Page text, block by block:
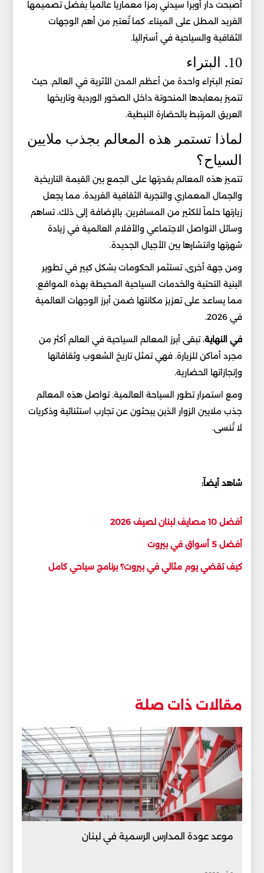
أصبحت دار أوبرا سيدني رمزاً معمارياً عالمياً بفضل تصميمها
الفريد المطل على الميناء. كما تُعتبر من أهم الوجهات
الثقافية والسياحية في أستراليا.
10. البتراء
تعتبر البتراء واحدة من أعظم المدن الأثرية في العالم. حيث
تتميز بمعابدها المنحوتة داخل الصخور الوردية وتاريخها
العريق المرتبط بالحضارة النبطية.
لماذا تستمر هذه المعالم بجذب ملايين
السياح؟
تتميز هذه المعالم بقدرتها على الجمع بين القيمة التاريخية
والجمال المعماري والتجربة الثقافية الفريدة. مما يجعل
زيارتها حلماً للكثير من المسافرين. بالإضافة إلى ذلك، تساهم
وسائل التواصل الاجتماعي والأفلام العالمية في زيادة
شهرتها وانتشارها بين الأجيال الجديدة.
ومن جهة أخرى، تستثمر الحكومات بشكل كبير في تطوير
البنية التحتية والخدمات السياحية المحيطة بهذه المواقع.
مما يساعد على تعزيز مكانتها ضمن أبرز الوجهات العالمية
في 2026.
في النهاية، تبقى أبرز المعالم السياحية في العالم أكثر من
مجرد أماكن للزيارة. فهي تمثل تاريخ الشعوب وثقافاتها
وإنجازاتها الحضارية.
ومع استمرار تطور السياحة العالمية. تواصل هذه المعالم
جذب ملايين الزوار الذين يبحثون عن تجارب استثنائية وذكريات
لا تُنسى.
شاهد أيضاً:
أفضل 10 مصايف لبنان لصيف 2026
أفضل 5 أسواق في بيروت
كيف تقضي يوم مثالي في بيروت؟ برنامج سياحي كامل
مقالات ذات صلة
موعد عودة المدارس الرسمية في لبنان